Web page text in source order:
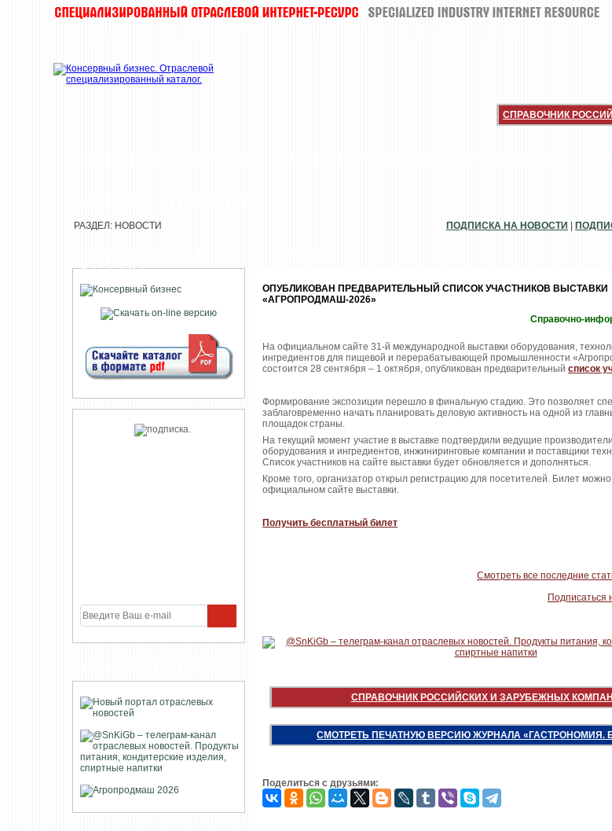
СПРАВОЧНИК
КАТАЛОГА
РАЗДЕЛ: НОВОСТИ ПОДПИСКА НА НОВОСТИ
ОПУБЛИКОВАН ПРЕДВАРИТЕЛЬНЫЙ СПИСОК УЧАСТНИКОВ ВЫСТАВКИ
«АГРОПРОДМАШ-2026»
Справочно-
На официальном сайте 31-й международной выставки оборудования,
ингредиентов для пищевой и перерабатывающей промышленности
состоится 28 сентября – 1 октября, опубликован предварительный список
Формирование экспозиции перешло в финальную стадию. Это позволяет
заблаговременно начать планировать деловую активность на одной из
площадок страны.
На текущий момент участие в выставке подтвердили ведущие
оборудования и ингредиентов, инжиниринговые компании и поставщики
Список участников на сайте выставки будет обновляется и дополняться.
Кроме того, организатор открыл регистрацию для посетителей. Билет
официальном сайте выставки.
Получить бесплатный билет
Смотреть все последние
Подписаться
СПРАВОЧНИК РОССИЙСКИХ И ЗАРУБЕЖНЫХ
СМОТРЕТЬ ПЕЧАТНУЮ ВЕРСИЮ ЖУРНАЛА «ГАСТРОНОМИЯ.
Поделиться с друзьями: